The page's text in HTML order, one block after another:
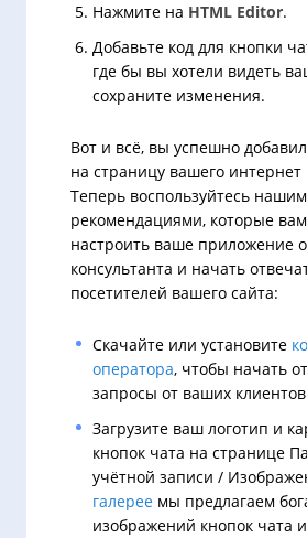
Нажмите на HTML Editor.
Добавьте код для кнопки
где бы вы хотели видеть
сохраните изменения.
Вот и всё, вы успешно
на страницу вашего интернет
Теперь воспользуйтесь
рекомендациями, которые
настроить ваше приложение
консультанта и начать
посетителей вашего сайта:
Скачайте или установите
оператора, чтобы начать
запросы от ваших
Загрузите ваш логотип и
кнопок чата на странице
учётной записи /
галерее мы предлагаем
изображений кнопок чата